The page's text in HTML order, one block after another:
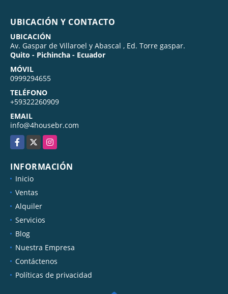
UBICACIÓN Y CONTACTO
UBICACIÓN
Av. Gaspar de Villaroel y Abascal , Ed. Torre gaspar.
Quito - Pichincha - Ecuador
MÓVIL
0999294655
TELÉFONO
+59322260909
EMAIL
info@4housebr.com
Facebook
X Instagram
INFORMACIÓN
Inicio
Ventas
Alquiler
Servicios
Blog
Nuestra Empresa
Contáctenos
Políticas de privacidad